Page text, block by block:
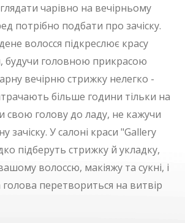
чарівно на вечірньому
потрібно подбати про зачіску.
волосся підкреслює красу
будучи головною прикрасою
вечірню стрижку нелегко -
більше години тільки на
свою голову до ладу, не кажучи
зачіску. У салоні краси "Gallery
підберуть стрижку й укладку,
волоссю, макіяжу та сукні, і
перетвориться на витвір